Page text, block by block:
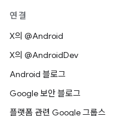
연결
X의 @Android
X의 @AndroidDev
Android 블로그
Google 보안 블로그
플랫폼 관련 Google 그룹스